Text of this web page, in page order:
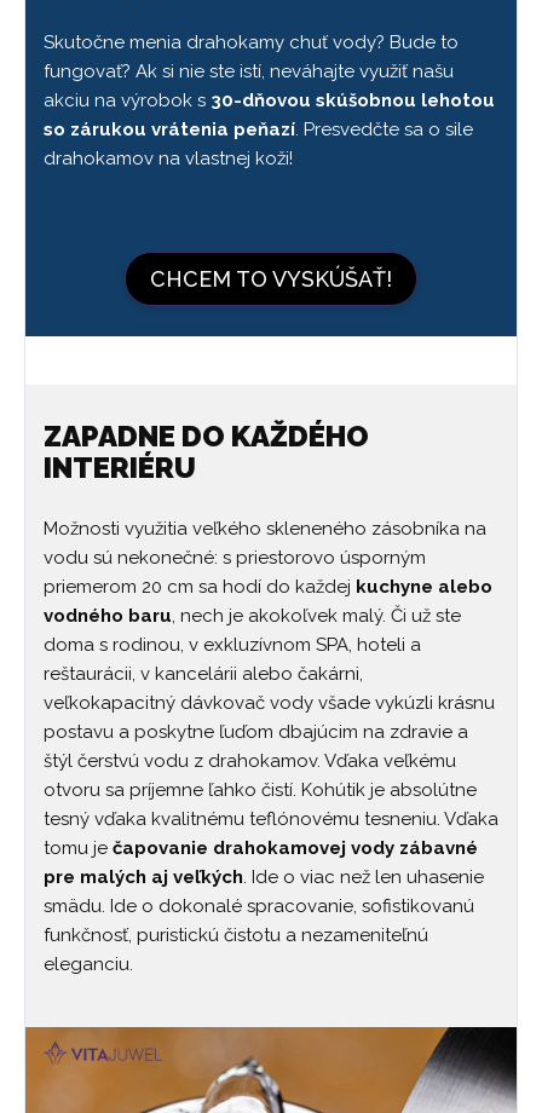
Skutočne menia drahokamy chuť vody? Bude to
fungovať? Ak si nie ste istí, neváhajte využiť našu
akciu na výrobok s 30-dňovou skúšobnou lehotou
so zárukou vrátenia peňazí . Presvedčte sa o sile
drahokamov na vlastnej koži!
CHCEM TO VYSKÚŠAŤ!
ZAPADNE DO KAŽDÉHO
INTERIÉRU
Možnosti využitia veľkého skleneného zásobníka na
vodu sú nekonečné: s priestorovo úsporným
priemerom 20 cm sa hodí do každej kuchyne alebo
vodného baru , nech je akokoľvek malý. Či už ste
doma s rodinou, v exkluzívnom SPA, hoteli a
reštaurácii, v kancelárii alebo čakárni,
veľkokapacitný dávkovač vody všade vykúzli krásnu
postavu a poskytne ľuďom dbajúcim na zdravie a
štýl čerstvú vodu z drahokamov. Vďaka veľkému
otvoru sa príjemne ľahko čistí. Kohútik je absolútne
tesný vďaka kvalitnému teflónovému tesneniu. Vďaka
tomu je čapovanie drahokamovej vody zábavné
pre malých aj veľkých . Ide o viac než len uhasenie
smädu. Ide o dokonalé spracovanie, sofistikovanú
funkčnosť, puristickú čistotu a nezameniteľnú
eleganciu.